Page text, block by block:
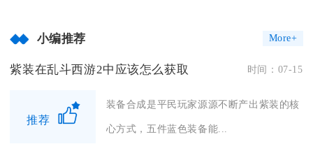
小编推荐 More+
紫装在乱斗西游2中应该怎么获取 时间：07-15
推荐
装备合成是平民玩家源源不断产出紫装的核
心方式，五件蓝色装备能...